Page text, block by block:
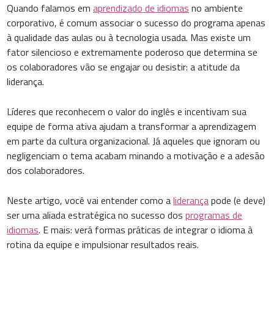
Quando falamos emaprendizado de idiomas no ambiente
corporativo, é comum associar o sucesso do programa apenas
à qualidade das aulas ou à tecnologia usada. Mas existe um
fator silencioso e extremamente poderoso que determina se
os colaboradores vão se engajar ou desistir: a atitude da
liderança.
Líderes que reconhecem o valor do inglês e incentivam sua
equipe de forma ativa ajudam a transformar a aprendizagem
em parte da cultura organizacional. Já aqueles que ignoram ou
negligenciam o tema acabam minando a motivação e a adesão
dos colaboradores.
Neste artigo, você vai entender como aliderançapode (e deve)
ser uma aliada estratégica no sucesso dosprogramas de
idiomas. E mais: verá formas práticas de integrar o idioma à
rotina da equipe e impulsionar resultados reais.